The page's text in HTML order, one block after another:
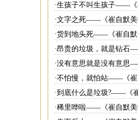
·生孩子不叫生孩子——
·文字之死——《崔自默美
·货到地头死——《崔自
·昂贵的垃圾，就是钻石
·没有意思就是没有意思
·不怕慢，就怕站——《
·到底什么是垃圾?——《
·稀里哗啦——《崔自默美